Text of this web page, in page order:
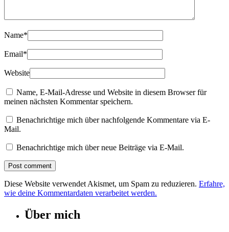
Name*
Email*
Website
Name, E-Mail-Adresse und Website in diesem Browser für
meinen nächsten Kommentar speichern.
Benachrichtige mich über nachfolgende Kommentare via E-
Mail.
Benachrichtige mich über neue Beiträge via E-Mail.
Diese Website verwendet Akismet, um Spam zu reduzieren. Erfahre,
wie deine Kommentardaten verarbeitet werden.
Über mich